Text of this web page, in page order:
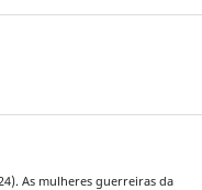
As mulheres guerreiras da